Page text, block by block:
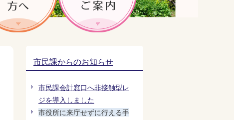
市民課からのお知らせ
市民課会計窓口へ非接触型レ
ジを導入しました
市役所に来庁せずに行える手